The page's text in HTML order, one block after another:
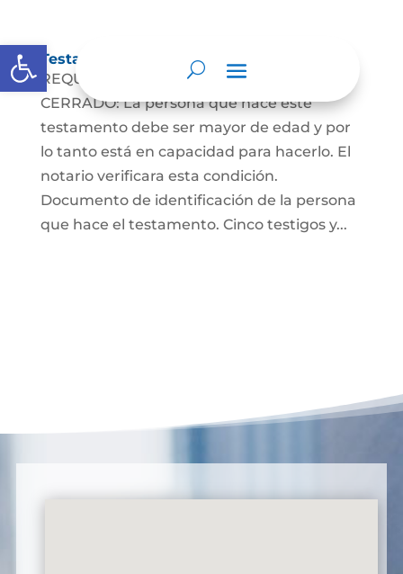
Abrir barra de herramientas
Testamento Cerrado
REQUISITOS PARA EL TESTAMENTO
CERRADO: La persona que hace este
testamento debe ser mayor de edad y por
lo tanto está en capacidad para hacerlo. El
notario verificara esta condición.
Documento de identificación de la persona
que hace el testamento. Cinco testigos y...